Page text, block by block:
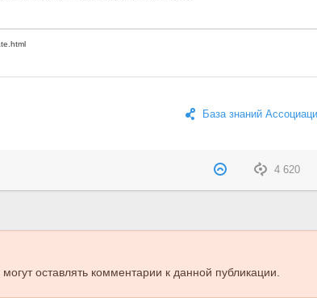
База знаний
4 620
могут оставлять комментарии к данной публикации.